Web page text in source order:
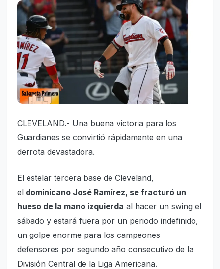
CLEVELAND.- Una buena victoria para los
Guardianes se convirtió rápidamente en una
derrota devastadora.
El estelar tercera base de Cleveland,
el dominicano José Ramírez, se fracturó un
hueso de la mano izquierda al hacer un swing el
sábado y estará fuera por un periodo indefinido,
un golpe enorme para los campeones
defensores por segundo año consecutivo de la
División Central de la Liga Americana.